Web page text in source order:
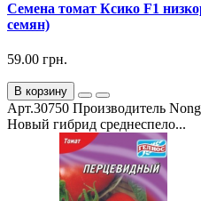
Семена томат Ксико F1
семян)
59.00 грн.
В корзину
Арт.30750 Производитель
Новый гибрид среднеспело...